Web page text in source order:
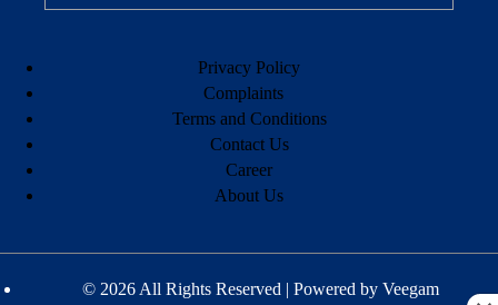
Privacy Policy
Complaints
Terms and Conditions
Contact Us
Career
About Us
© 2026 All Rights Reserved | Powered by Veegam